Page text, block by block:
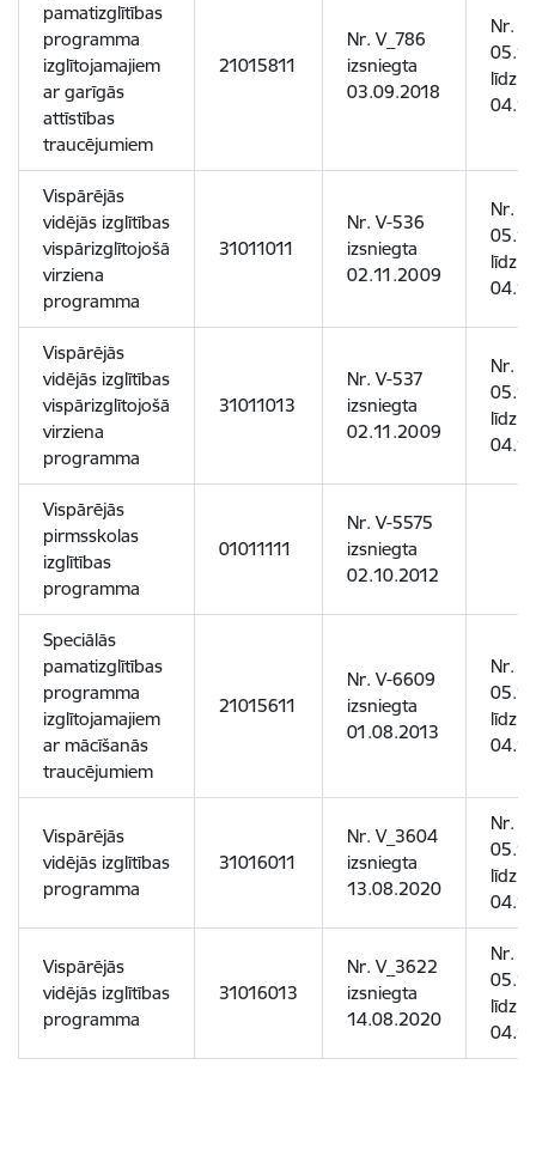
pamatizglītības
programma
izglītojamajiem
ar garīgās
attīstības
traucējumiem
21015811
Nr. V_786
izsniegta
03.09.2018
Nr.
līdz
Vispārējās
vidējās izglītības
vispārizglītojošā
virziena
programma
31011011
Nr. V-536
izsniegta
02.11.2009
Nr.
līdz
Vispārējās
vidējās izglītības
vispārizglītojošā
virziena
programma
31011013
Nr. V-537
izsniegta
02.11.2009
Nr.
līdz
Vispārējās
pirmsskolas
izglītības
programma
01011111
Nr. V-5575
izsniegta
02.10.2012
Speciālās
pamatizglītības
programma
izglītojamajiem
ar mācīšanās
traucējumiem
21015611
Nr. V-6609
izsniegta
01.08.2013
Nr.
līdz
Vispārējās
vidējās izglītības
programma
31016011
Nr. V_3604
izsniegta
13.08.2020
Nr.
līdz
Vispārējās
vidējās izglītības
programma
31016013
Nr. V_3622
izsniegta
14.08.2020
Nr.
līdz